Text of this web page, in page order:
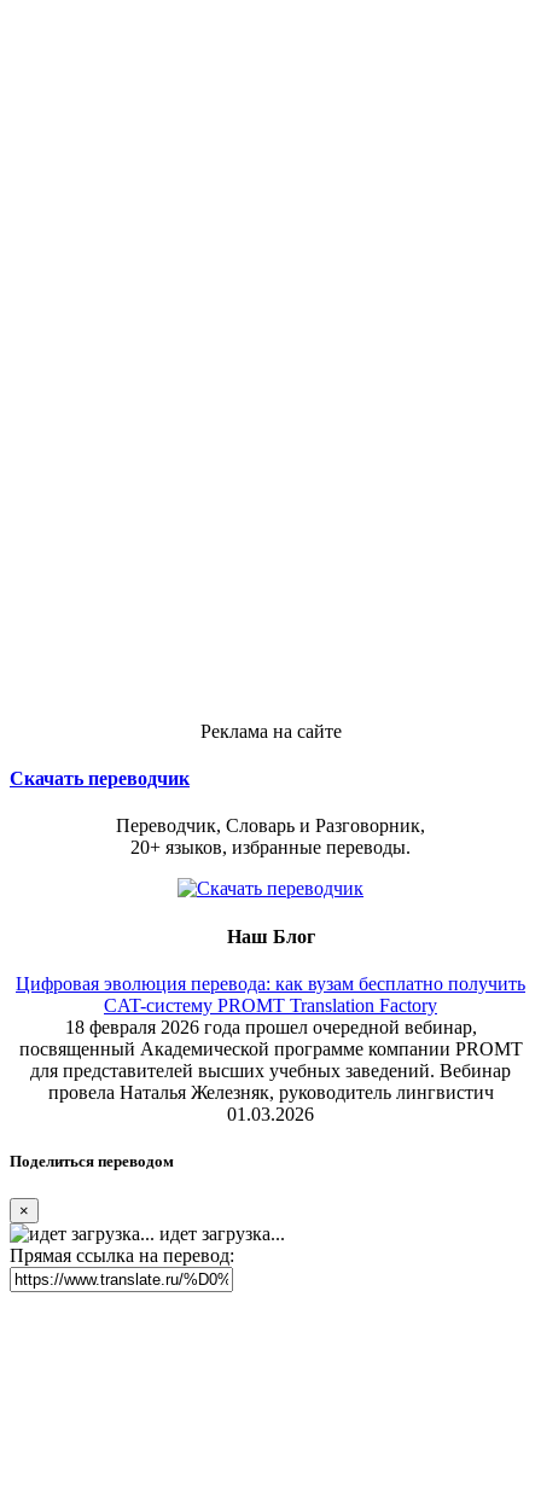
Реклама на сайте
Скачать переводчик
Переводчик, Словарь и Разговорник,
20+ языков, избранные переводы.
Наш Блог
Цифровая эволюция перевода: как вузам бесплатно получить
CAT-систему PROMT Translation Factory
18 февраля 2026 года прошел очередной вебинар,
посвященный Академической программе компании PROMT
для представителей высших учебных заведений. Вебинар
провела Наталья Железняк, руководитель лингвистич
01.03.2026
Поделиться переводом
×
идет загрузка...
Прямая ссылка на перевод: